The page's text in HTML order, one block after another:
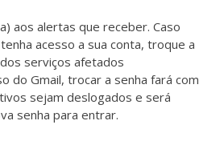
aos alertas que receber. Caso
acesso a sua conta, troque a
serviços afetados
do Gmail, trocar a senha fará com
sejam deslogados e será
senha para entrar.